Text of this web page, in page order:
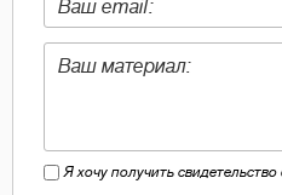
Я хочу получить